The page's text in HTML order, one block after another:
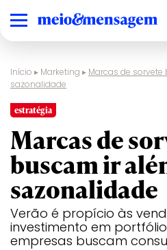
Início ▸ Marketing ▸ Marcas de
sazonalidade
estratégia
Marcas de
buscam ir
sazonalidade
Verão é propício às
investimento em
empresas buscam